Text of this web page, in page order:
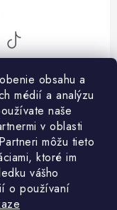
obsahu a
médií a analýzu
naše
v oblasti
môžu tieto
ktoré im
vášho
o používaní